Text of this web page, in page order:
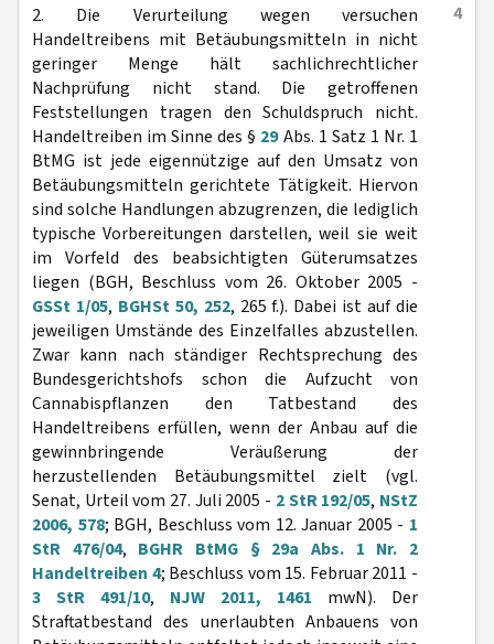
4
2. Die Verurteilung wegen versuchen
Handeltreibens mit Betäubungsmitteln in nicht
geringer Menge hält sachlichrechtlicher
Nachprüfung nicht stand. Die getroffenen
Feststellungen tragen den Schuldspruch nicht.
Handeltreiben im Sinne des § 29Abs. 1 Satz 1 Nr. 1
BtMG ist jede eigennützige auf den Umsatz von
Betäubungsmitteln gerichtete Tätigkeit. Hiervon
sind solche Handlungen abzugrenzen, die lediglich
typische Vorbereitungen darstellen, weil sie weit
im Vorfeld des beabsichtigten Güterumsatzes
liegen (BGH, Beschluss vom 26. Oktober 2005 -
GSSt 1/05, BGHSt 50, 252, 265 f.). Dabei ist auf die
jeweiligen Umstände des Einzelfalles abzustellen.
Zwar kann nach ständiger Rechtsprechung des
Bundesgerichtshofs schon die Aufzucht von
Cannabispflanzen den Tatbestand des
Handeltreibens erfüllen, wenn der Anbau auf die
gewinnbringende Veräußerung der
herzustellenden Betäubungsmittel zielt (vgl.
Senat, Urteil vom 27. Juli 2005 - 2 StR 192/05, NStZ
2006, 578; BGH, Beschluss vom 12. Januar 2005 - 1
StR 476/04, BGHR BtMG § 29a Abs. 1 Nr. 2
Handeltreiben 4; Beschluss vom 15. Februar 2011 -
3 StR 491/10, NJW 2011, 1461 mwN). Der
Straftatbestand des unerlaubten Anbauens von